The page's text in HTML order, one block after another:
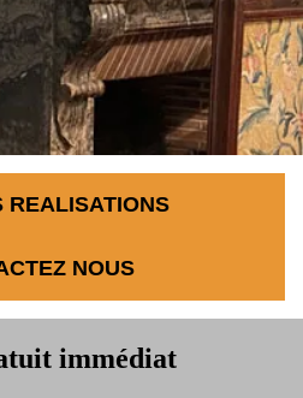
REALISATIONS
NOUS
immédiat